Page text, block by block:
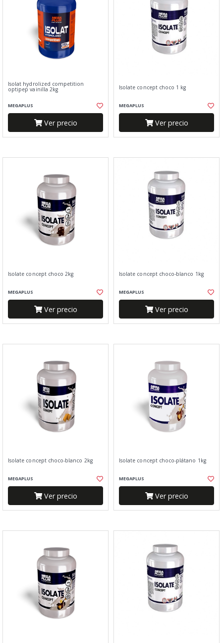
Isolat hydrolized competition
optipep vainilla 2kg
MEGAPLUS
Ver precio
Isolate concept choco 1 kg
MEGAPLUS
Ver precio
Isolate concept choco 2kg
MEGAPLUS
Ver precio
Isolate concept choco-blanco 1kg
MEGAPLUS
Ver precio
Isolate concept choco-blanco 2kg
MEGAPLUS
Ver precio
Isolate concept choco-plátano 1kg
MEGAPLUS
Ver precio